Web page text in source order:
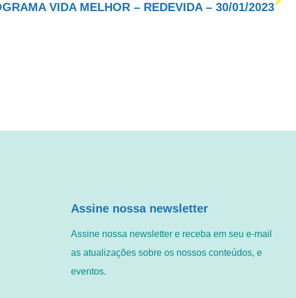
VIDA MELHOR – REDEVIDA – 30/01/2023
Assine nossa newsletter
Assine nossa newsletter e receba em seu e-mail
as atualizações sobre os nossos conteúdos, e
eventos.